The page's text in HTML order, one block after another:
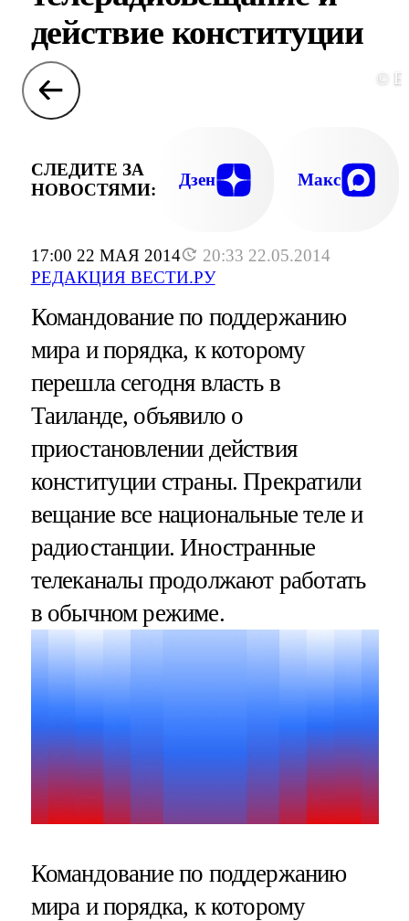
17:00 22 МАЯ 2014
20:33 22.05.2014
РЕДАКЦИЯ ВЕСТИ.РУ
действие конституции
©
СЛЕДИТЕ ЗА
НОВОСТЯМИ:
Дзен Макс
Командование по поддержанию
мира и порядка, к которому
перешла сегодня власть в
Таиланде, объявило о
приостановлении действия
конституции страны. Прекратили
вещание все национальные теле и
радиостанции. Иностранные
телеканалы продолжают работать
в обычном режиме.
Командование по поддержанию
мира и порядка, к которому